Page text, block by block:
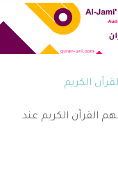
الكريم
القرآن الكريم عند